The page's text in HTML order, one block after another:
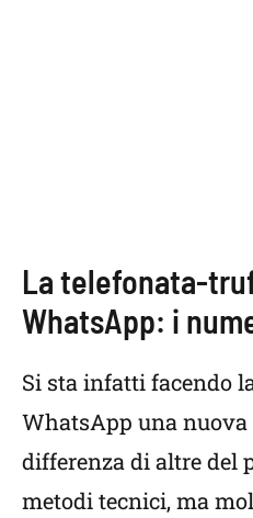
La telefonata-
WhatsApp: i
Si sta infatti facendo
WhatsApp una nuova
differenza di altre del
metodi tecnici, ma